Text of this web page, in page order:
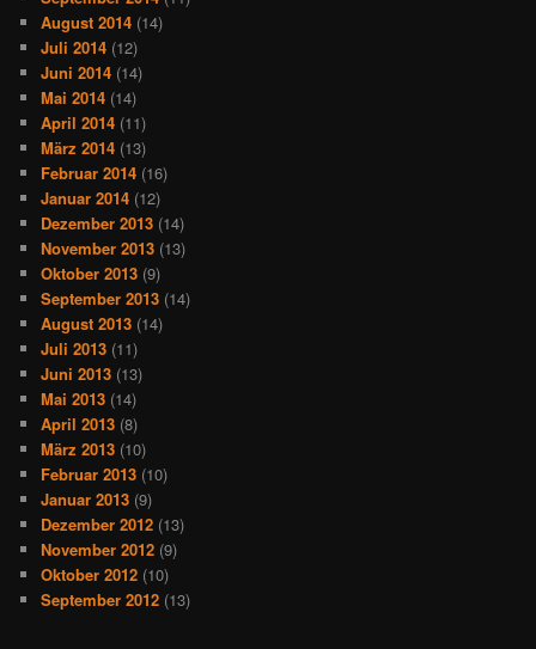
August 2014 (14)
Juli 2014 (12)
Juni 2014 (14)
Mai 2014 (14)
April 2014 (11)
März 2014 (13)
Februar 2014 (16)
Januar 2014 (12)
Dezember 2013 (14)
November 2013 (13)
Oktober 2013 (9)
September 2013 (14)
August 2013 (14)
Juli 2013 (11)
Juni 2013 (13)
Mai 2013 (14)
April 2013 (8)
März 2013 (10)
Februar 2013 (10)
Januar 2013 (9)
Dezember 2012 (13)
November 2012 (9)
Oktober 2012 (10)
September 2012 (13)